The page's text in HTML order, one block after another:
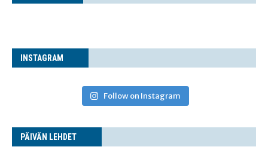
INS­TA­GRAM
Follow on Instagram
PÄI­VÄN LEHDET